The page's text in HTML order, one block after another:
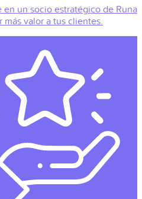
en un socio estratégico de Runa
más valor a tus clientes.